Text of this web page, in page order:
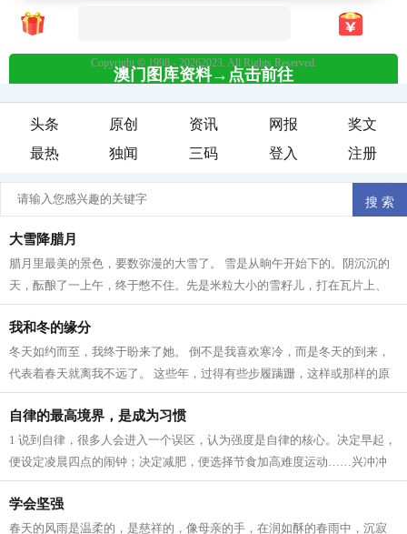
头条 原创 资讯 网报
奖文
最热
独闻 三码 登入 注册
大雪降腊月
腊月里最美的景色，要数弥漫的大雪了。 雪是从晌午开始下的。阴沉沉的
天，酝酿了一上午，终于憋不住。先是米粒大小的雪籽儿，打在瓦片上、
枯枝上，沙沙作响。接着，雪籽中夹带...
我和冬的缘分
冬天如约而至，我终于盼来了她。 倒不是我喜欢寒冷，而是冬天的到来，
代表着春天就离我不远了。 这些年，过得有些步履蹒跚，这样或那样的原
因。所以我一直在期待着 人生 跟季节...
自律的最高境界，是成为习惯
1 说到自律，很多人会进入一个误区，认为强度是自律的核心。决定早起，
便设定凌晨四点的闹钟；决定减肥，便选择节食加高难度运动……兴冲冲
立目标，却因为强度太大，内心已有...
学会坚强
春天的风雨是温柔的，是慈祥的，像母亲的手，在润如酥的春雨中，沉寂